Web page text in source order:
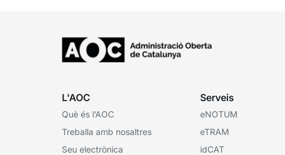
L'AOC
Què és l’AOC
Treballa amb nosaltres
Seu electrònica
Serveis
eNOTUM
eTRAM
idCAT